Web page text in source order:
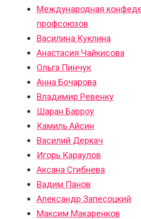
Международная
профсоюзов
Василина Куклина
Анастасия Чайкисова
Ольга Пинчук
Анна Бочарова
Владимир Ревенку
Шаран Барроу
Камиль Айсин
Василий Деркач
Игорь Караулов
Аксана Сгибнева
Вадим Панов
Александр Запесоцкий
Максим Макаренков